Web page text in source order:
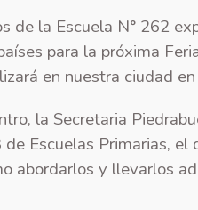
de la Escuela N° 262
para la próxima
en nuestra ciudad
la Secretaria
Escuelas Primarias, el
abordarlos y llevarlos